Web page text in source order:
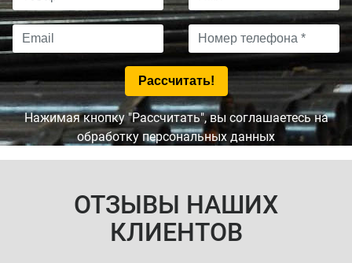
Нажимая кнопку "Рассчитать", вы соглашаетесь на
обработку персональных данных
ОТЗЫВЫ НАШИХ
КЛИЕНТОВ